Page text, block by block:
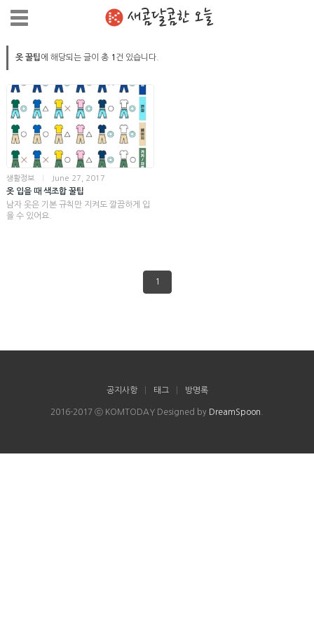
새콤달콤한 오늘
옷 꿀팁에 해당되는 글이 총 1 건 있습니다.
생활정보 June 27, 2017
옷 입을 때 색조합 꿀팁
남자 옷은 기본 규칙만 지켜도 깔끔하게 입
을 수 있어요.
1
공지사항 태그 방명록
2016-2017 ⓒ KOMTODAY Designed by DreamSpoon